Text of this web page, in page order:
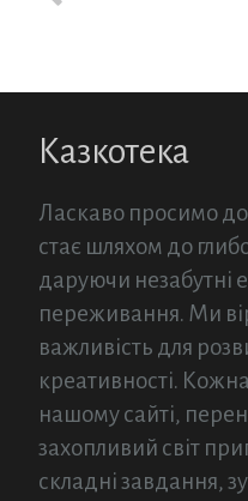
Казкотека
Ласкаво просимо
стає шляхом до
даруючи незабутні
переживання. Ми
важливість для
креативності.
нашому сайті,
захопливий світ
складні завдання,